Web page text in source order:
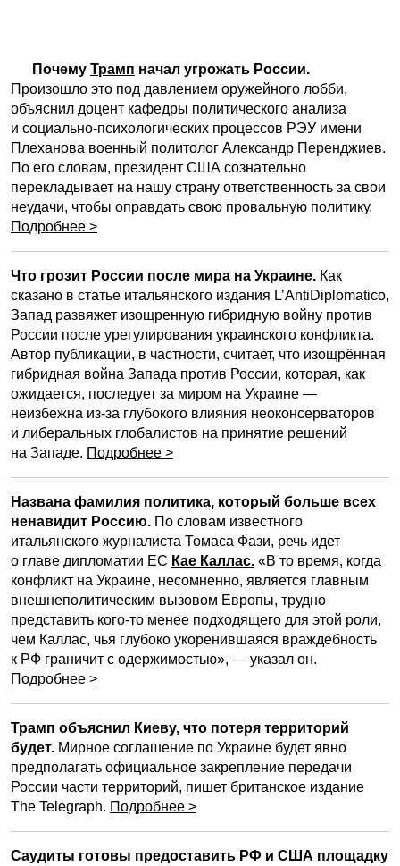
Почему Трамп начал угрожать России.
Произошло это под давлением оружейного лобби,
объяснил доцент кафедры политического анализа
и социально-психологических процессов РЭУ имени
Плеханова военный политолог Александр Перенджиев.
По его словам, президент США сознательно
перекладывает на нашу страну ответственность за свои
неудачи, чтобы оправдать свою провальную политику.
Подробнее >
Что грозит России после мира на Украине. Как
сказано в статье итальянского издания L’AntiDiplomatico,
Запад развяжет изощренную гибридную войну против
России после урегулирования украинского конфликта.
Автор публикации, в частности, считает, что изощрённая
гибридная война Запада против России, которая, как
ожидается, последует за миром на Украине —
неизбежна из-за глубокого влияния неоконсерваторов
и либеральных глобалистов на принятие решений
на Западе. Подробнее >
Названа фамилия политика, который больше всех
ненавидит Россию. По словам известного
итальянского журналиста Томаса Фази, речь идет
о главе дипломатии ЕС Кае Каллас. «В то время, когда
конфликт на Украине, несомненно, является главным
внешнеполитическим вызовом Европы, трудно
представить кого-то менее подходящего для этой роли,
чем Каллас, чья глубоко укоренившаяся враждебность
к РФ граничит с одержимостью», — указал он.
Подробнее >
Трамп объяснил Киеву, что потеря территорий
будет. Мирное соглашение по Украине будет явно
предполагать официальное закрепление передачи
России части территорий, пишет британское издание
The Telegraph. Подробнее >
Саудиты готовы предоставить РФ и США площадку